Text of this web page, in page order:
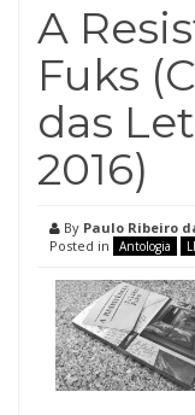
A
Fuks
das
2016)
By Paulo Ribeiro
Posted in
Antologia